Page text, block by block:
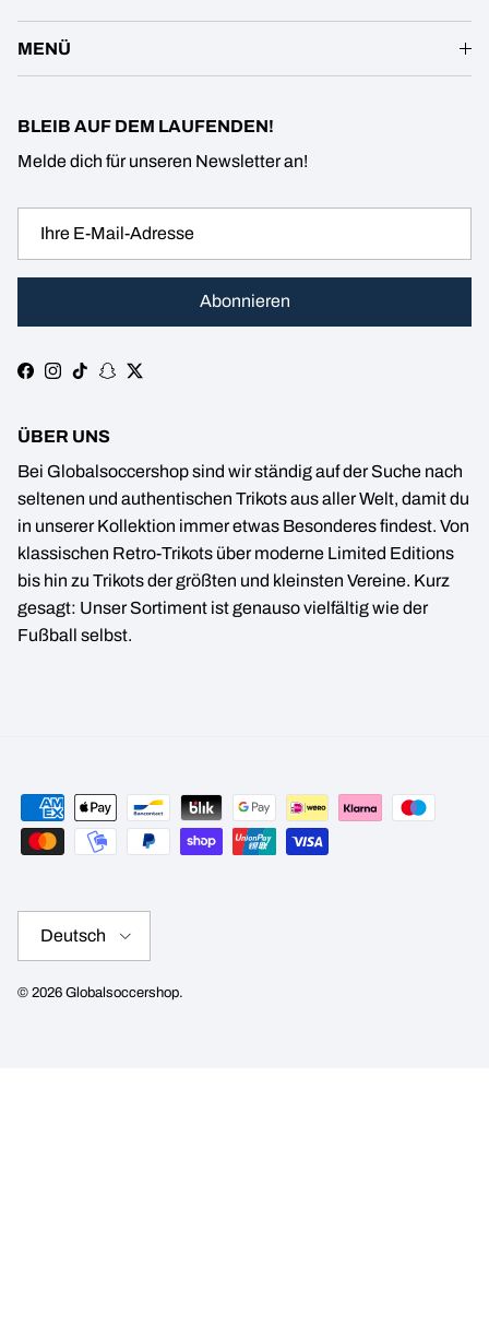
MENÜ
BLEIB AUF DEM LAUFENDEN!
Melde dich für unseren Newsletter an!
Abonnieren
Facebook
Instagram
TikTokSnapchat
Twitter
ÜBER UNS
Bei Globalsoccershop sind wir ständig auf der Suche nach
seltenen und authentischen Trikots aus aller Welt, damit du
in unserer Kollektion immer etwas Besonderes findest. Von
klassischen Retro-Trikots über moderne Limited Editions
bis hin zu Trikots der größten und kleinsten Vereine. Kurz
gesagt: Unser Sortiment ist genauso vielfältig wie der
Fußball selbst.
Deutsch
© 2026 Globalsoccershop.